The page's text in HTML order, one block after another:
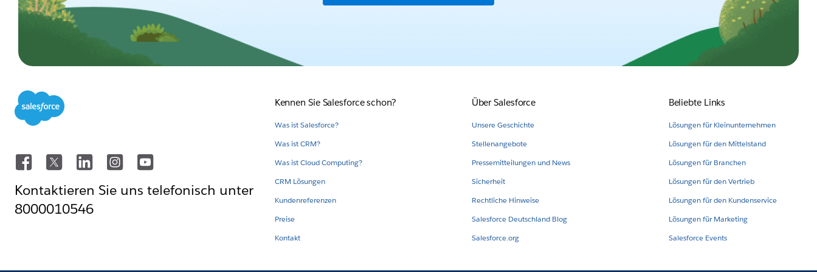
Kontaktieren Sie uns telefonisch unter
8000010546
Kennen Sie Salesforce schon?
Was ist Salesforce?
Was ist CRM?
Was ist Cloud Computing?
CRM Lösungen
Kundenreferenzen
Preise
Kontakt
Über Salesforce
Unsere Geschichte
Stellenangebote
Pressemitteilungen und News
Sicherheit
Rechtliche Hinweise
Salesforce Deutschland Blog
Salesforce.org
Beliebte Links
Lösungen für Kleinunternehmen
Lösungen für den Mittelstand
Lösungen für Branchen
Lösungen für den Vertrieb
Lösungen für den Kundenservice
Lösungen für Marketing
Salesforce Events